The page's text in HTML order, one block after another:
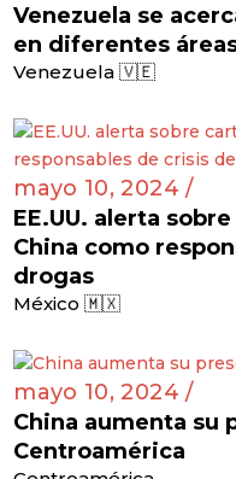
Venezuela se
en diferentes
Venezuela 🇻🇪
mayo 10, 2024 /
EE.UU. alerta
China como
drogas
México 🇲🇽
mayo 10, 2024 /
China aumenta su
Centroamérica